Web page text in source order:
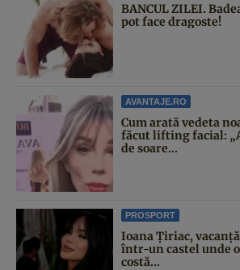
BANCUL ZILEI.
pot face dragoste!
AVANTAJE.RO
Cum arată vedeta
făcut lifting facial:
de soare...
PROSPORT
Ioana Țiriac,
într-un castel unde
costă...